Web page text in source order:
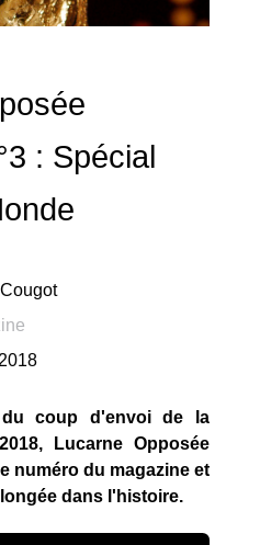
: Spécial
coup d'envoi de la
Lucarne Opposée
numéro du magazine et
dans l'histoire.